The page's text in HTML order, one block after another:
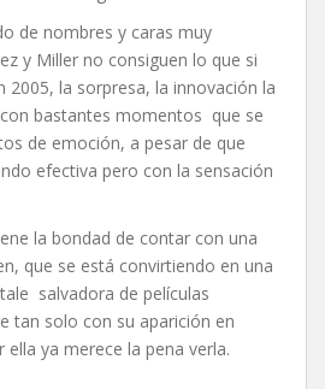
de nombres y caras muy
y Miller no consiguen lo que si
2005, la sorpresa, la innovación la
bastantes momentos que se
de emoción, a pesar de que
efectiva pero con la sensación
la bondad de contar con una
que se está convirtiendo en una
salvadora de películas
tan solo con su aparición en
ya merece la pena verla.